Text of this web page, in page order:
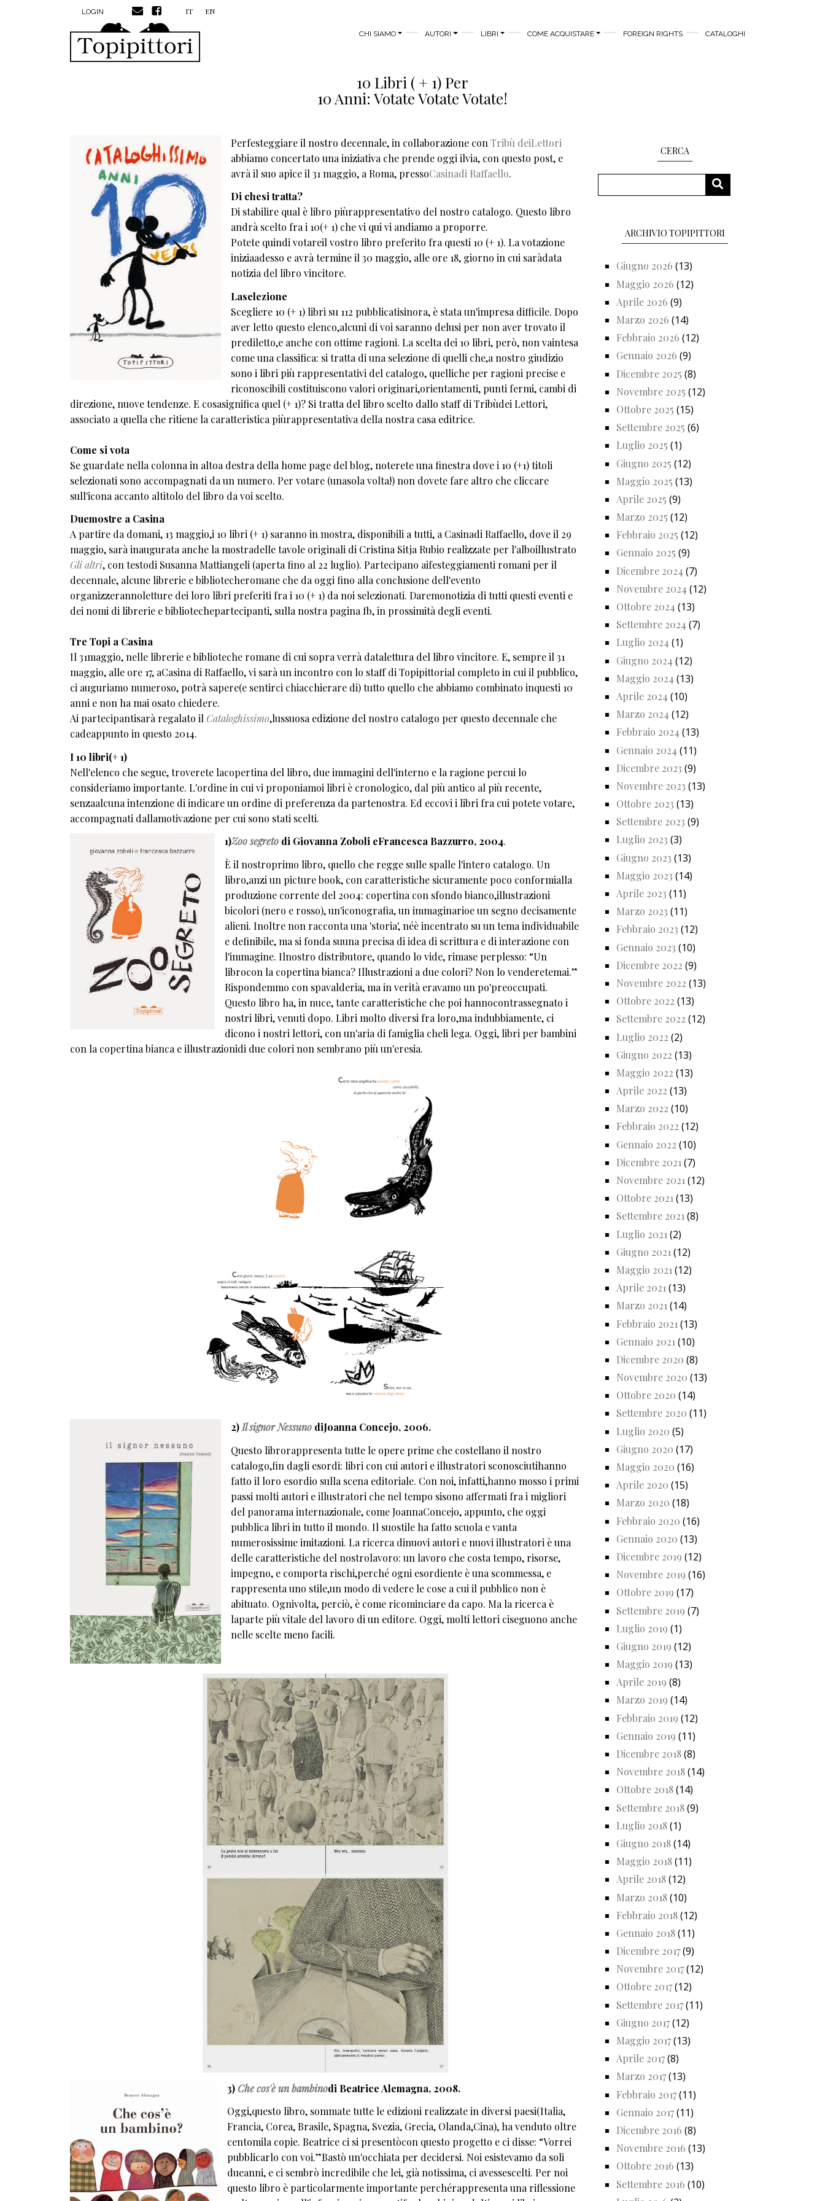
Salta al contenuto principale
MENU PROFILO UTENTE
LOGIN IT EN
MAIN MENU
CHI SIAMO AUTORI LIBRI COME ACQUISTARE FOREIGN RIGHTS CATALOGHI
10 Libri ( + 1) Per
10 Anni: Votate Votate Votate!
Perfesteggiare il nostro decennale, in collaborazione con Tribù deiLettori
abbiamo concertato una iniziativa che prende oggi ilvia, con questo post, e
avrà il suo apice il 31 maggio, a Roma, pressoCasinadi Raffaello.
Di chesi tratta?
Di stabilire qual è libro piùrappresentativo del nostro catalogo. Questo libro
andrà scelto fra i 10(+ 1) che vi qui vi andiamo a proporre.
Potete quindi votareil vostro libro preferito fra questi 10 (+ 1). La votazione
iniziaadesso e avrà termine il 30 maggio, alle ore 18, giorno in cui saràdata
notizia del libro vincitore.
Laselezione
Scegliere 10 (+ 1) libri su 112 pubblicatisinora, è stata un'impresa difficile. Dopo
aver letto questo elenco,alcuni di voi saranno delusi per non aver trovato il
prediletto,e anche con ottime ragioni. La scelta dei 10 libri, però, non vaintesa
come una classifica: si tratta di una selezione di quelli che,a nostro giudizio
sono i libri più rappresentativi del catalogo, quelliche per ragioni precise e
riconoscibili costituiscono valori originari,orientamenti, punti fermi, cambi di
direzione, nuove tendenze. E cosasignifica quel (+ 1)? Si tratta del libro scelto dallo staff di Tribùdei Lettori,
associato a quella che ritiene la caratteristica piùrappresentativa della nostra casa editrice.
Come si vota
Se guardate nella colonna in altoa destra della home page del blog, noterete una finestra dove i 10 (+1) titoli
selezionati sono accompagnati da un numero. Per votare (unasola volta!) non dovete fare altro che cliccare
sull'icona accanto altitolo del libro da voi scelto.
Duemostre a Casina
A partire da domani, 13 maggio,i 10 libri (+ 1) saranno in mostra, disponibili a tutti, a Casinadi Raffaello, dove il 29
maggio, sarà inaugurata anche la mostradelle tavole originali di Cristina Sitja Rubio realizzate per l'alboillustrato
Gli altri, con testodi Susanna Mattiangeli (aperta fino al 22 luglio). Partecipano aifesteggiamenti romani per il
decennale, alcune librerie e bibliotecheromane che da oggi fino alla conclusione dell'evento
organizzerannoletture dei loro libri preferiti fra i 10 (+ 1) da noi selezionati. Daremonotizia di tutti questi eventi e
dei nomi di librerie e bibliotechepartecipanti, sulla nostra pagina fb, in prossimità degli eventi.
Tre Topi a Casina
Il 31maggio, nelle librerie e biblioteche romane di cui sopra verrà datalettura del libro vincitore. E, sempre il 31
maggio, alle ore 17, aCasina di Raffaello, vi sarà un incontro con lo staff di Topipittorial completo in cui il pubblico,
ci auguriamo numeroso, potrà sapere(e sentirci chiacchierare di) tutto quello che abbiamo combinato inquesti 10
anni e non ha mai osato chiedere.
Ai partecipantisarà regalato il Cataloghissimo,lussuosa edizione del nostro catalogo per questo decennale che
cadeappunto in questo 2014.
I 10 libri(+ 1)
Nell'elenco che segue, troverete lacopertina del libro, due immagini dell'interno e la ragione percui lo
consideriamo importante. L'ordine in cui vi proponiamoi libri è cronologico, dal più antico al più recente,
senzaalcuna intenzione di indicare un ordine di preferenza da partenostra. Ed eccovi i libri fra cui potete votare,
accompagnati dallamotivazione per cui sono stati scelti.
1)Zoo segreto di Giovanna Zoboli eFrancesca Bazzurro, 2004.
È il nostroprimo libro, quello che regge sulle spalle l'intero catalogo. Un
libro,anzi un picture book, con caratteristiche sicuramente poco conformialla
produzione corrente del 2004: copertina con sfondo bianco,illustrazioni
bicolori (nero e rosso), un'iconografia, un immaginarioe un segno decisamente
alieni. Inoltre non racconta una 'storia', néè incentrato su un tema individuabile
e definibile, ma si fonda suuna precisa di idea di scrittura e di interazione con
l'immagine. Ilnostro distributore, quando lo vide, rimase perplesso: “Un
librocon la copertina bianca? Illustrazioni a due colori? Non lo venderetemai.”
Rispondemmo con spavalderia, ma in verità eravamo un po'preoccupati.
Questo libro ha, in nuce, tante caratteristiche che poi hannocontrassegnato i
nostri libri, venuti dopo. Libri molto diversi fra loro,ma indubbiamente, ci
dicono i nostri lettori, con un'aria di famiglia cheli lega. Oggi, libri per bambini
con la copertina bianca e illustrazionidi due colori non sembrano più un'eresia.
2)Il signor Nessuno diJoanna Concejo, 2006.
Questo librorappresenta tutte le opere prime che costellano il nostro
catalogo,fin dagli esordi: libri con cui autori e illustratori sconosciutihanno
fatto il loro esordio sulla scena editoriale. Con noi, infatti,hanno mosso i primi
passi molti autori e illustratori che nel tempo sisono affermati fra i migliori
del panorama internazionale, come JoannaConcejo, appunto, che oggi
pubblica libri in tutto il mondo. Il suostile ha fatto scuola e vanta
numerosissime imitazioni. La ricerca dinuovi autori e nuovi illustratori è una
delle caratteristiche del nostrolavoro: un lavoro che costa tempo, risorse,
impegno, e comporta rischi,perché ogni esordiente è una scommessa, e
rappresenta uno stile,un modo di vedere le cose a cui il pubblico non è
abituato. Ognivolta, perciò, è come ricominciare da capo. Ma la ricerca è
laparte più vitale del lavoro di un editore. Oggi, molti lettori ciseguono anche
nelle scelte meno facili.
3) Che cos'è un bambinodi Beatrice Alemagna, 2008.
Oggi,questo libro, sommate tutte le edizioni realizzate in diversi paesi(Italia,
Francia, Corea, Brasile, Spagna, Svezia, Grecia, Olanda,Cina), ha venduto oltre
centomila copie. Beatrice ci si presentòcon questo progetto e ci disse: “Vorrei
pubblicarlo con voi.”Bastò un'occhiata per decidersi. Noi esistevamo da soli
dueanni, e ci sembrò incredibile che lei, già notissima, ci avessescelti. Per noi
questo libro è particolarmente importante perchérappresenta una riflessione
CERCA
CERCA
ARCHIVIO TOPIPITTORI
Giugno 2026 (13)
Maggio 2026 (12)
Aprile 2026 (9)
Marzo 2026 (14)
Febbraio 2026 (12)
Gennaio 2026 (9)
Dicembre 2025 (8)
Novembre 2025 (12)
Ottobre 2025 (15)
Settembre 2025 (6)
Luglio 2025 (1)
Giugno 2025 (12)
Maggio 2025 (13)
Aprile 2025 (9)
Marzo 2025 (12)
Febbraio 2025 (12)
Gennaio 2025 (9)
Dicembre 2024 (7)
Novembre 2024 (12)
Ottobre 2024 (13)
Settembre 2024 (7)
Luglio 2024 (1)
Giugno 2024 (12)
Maggio 2024 (13)
Aprile 2024 (10)
Marzo 2024 (12)
Febbraio 2024 (13)
Gennaio 2024 (11)
Dicembre 2023 (9)
Novembre 2023 (13)
Ottobre 2023 (13)
Settembre 2023 (9)
Luglio 2023 (3)
Giugno 2023 (13)
Maggio 2023 (14)
Aprile 2023 (11)
Marzo 2023 (11)
Febbraio 2023 (12)
Gennaio 2023 (10)
Dicembre 2022 (9)
Novembre 2022 (13)
Ottobre 2022 (13)
Settembre 2022 (12)
Luglio 2022 (2)
Giugno 2022 (13)
Maggio 2022 (13)
Aprile 2022 (13)
Marzo 2022 (10)
Febbraio 2022 (12)
Gennaio 2022 (10)
Dicembre 2021 (7)
Novembre 2021 (12)
Ottobre 2021(13)
Settembre 2021(8)
Luglio 2021 (2)
Giugno 2021 (12)
Maggio 2021 (12)
Aprile 2021 (13)
Marzo 2021(14)
Febbraio 2021 (13)
Gennaio 2021 (10)
Dicembre 2020 (8)
Novembre 2020 (13)
Ottobre 2020 (14)
Settembre 2020 (11)
Luglio 2020 (5)
Giugno 2020 (17)
Maggio 2020 (16)
Aprile 2020 (15)
Marzo 2020 (18)
Febbraio 2020 (16)
Gennaio 2020 (13)
Dicembre 2019 (12)
Novembre 2019 (16)
Ottobre 2019 (17)
Settembre 2019 (7)
Luglio 2019 (1)
Giugno 2019 (12)
Maggio 2019 (13)
Aprile 2019 (8)
Marzo 2019 (14)
Febbraio 2019 (12)
Gennaio 2019 (11)
Dicembre 2018(8)
Novembre 2018(14)
Ottobre 2018(14)
Settembre 2018(9)
Luglio 2018(1)
Giugno 2018(14)
Maggio 2018(11)
Aprile 2018(12)
Marzo 2018(10)
Febbraio 2018(12)
Gennaio 2018(11)
Dicembre 2017(9)
Novembre 2017(12)
Ottobre 2017(12)
Settembre 2017(11)
Giugno 2017(12)
Maggio 2017(13)
Aprile 2017(8)
Marzo 2017(13)
Febbraio 2017(11)
Gennaio 2017(11)
Dicembre 2016 (8)
Novembre 2016 (13)
Ottobre 2016 (13)
Settembre 2016 (10)